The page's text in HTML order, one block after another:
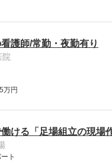
護師/常勤・夜勤有り
院
万円
ける「足場組立の現場
ト